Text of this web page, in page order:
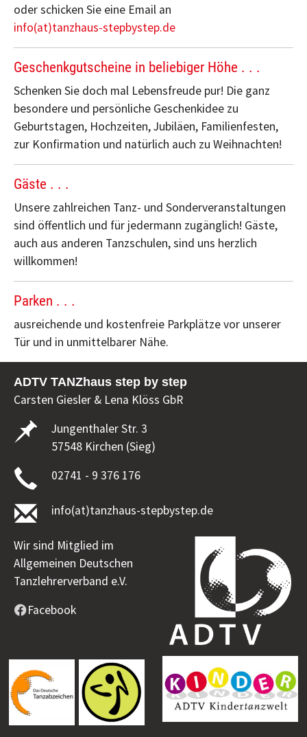
oder schicken Sie eine Email an
info(at)tanzhaus-stepbystep.de
Geschenkgutscheine in beliebiger Höhe . . .
Schenken Sie doch mal Lebensfreude pur! Die ganz
besondere und persönliche Geschenkidee zu
Geburtstagen, Hochzeiten, Jubiläen, Familienfesten,
zur Konfirmation und natürlich auch zu Weihnachten!
Gäste . . .
Unsere zahlreichen Tanz- und Sonderveranstaltungen
sind öffentlich und für jedermann zugänglich! Gäste,
auch aus anderen Tanzschulen, sind uns herzlich
willkommen!
Parken . . .
ausreichende und kostenfreie Parkplätze vor unserer
Tür und in unmittelbarer Nähe.
ADTV TANZhaus step by step
Carsten Giesler & Lena Klöss GbR
Jungenthaler Str. 3
57548 Kirchen (Sieg)
02741 - 9 376 176
info(at)tanzhaus-stepbystep.de
Wir sind Mitglied im
Allgemeinen Deutschen
Tanzlehrerverband e.V.
Facebook